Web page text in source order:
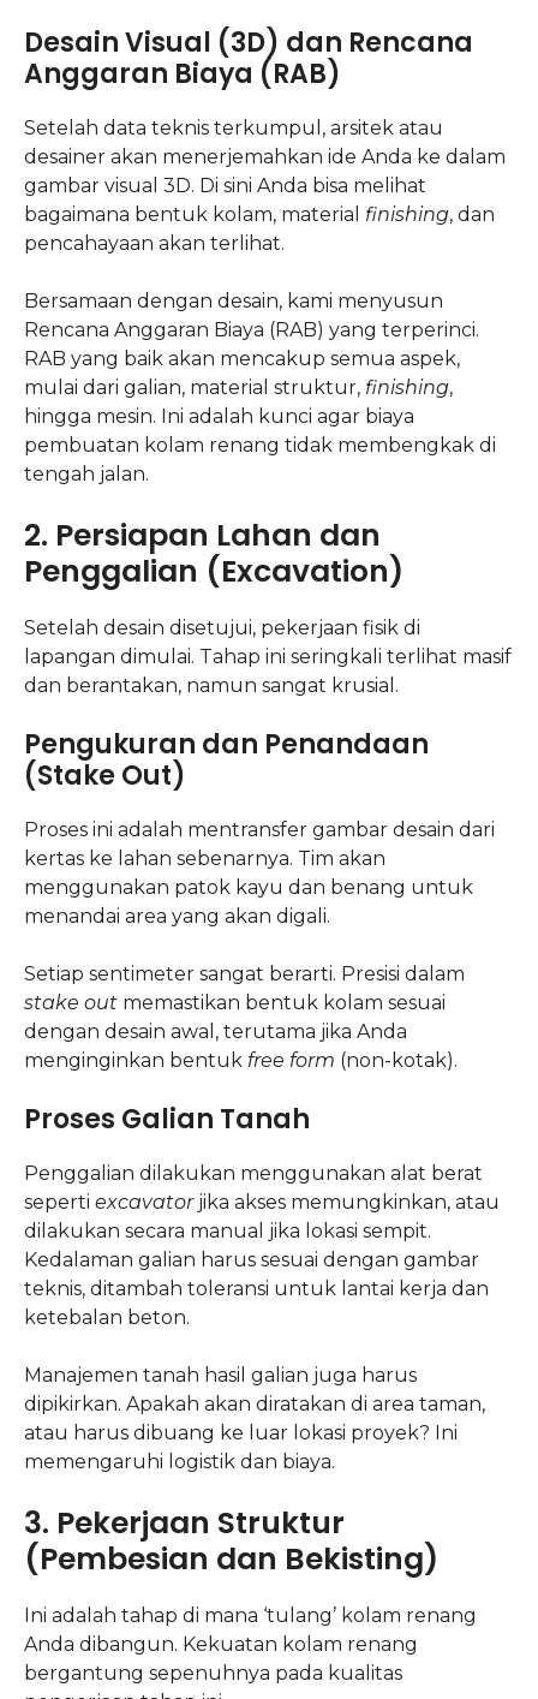
Desain Visual (3D) dan Rencana
Anggaran Biaya (RAB)
Setelah data teknis terkumpul, arsitek atau
desainer akan menerjemahkan ide Anda ke dalam
gambar visual 3D. Di sini Anda bisa melihat
bagaimana bentuk kolam, material finishing, dan
pencahayaan akan terlihat.
Bersamaan dengan desain, kami menyusun
Rencana Anggaran Biaya (RAB) yang terperinci.
RAB yang baik akan mencakup semua aspek,
mulai dari galian, material struktur, finishing,
hingga mesin. Ini adalah kunci agar biaya
pembuatan kolam renang tidak membengkak di
tengah jalan.
2. Persiapan Lahan dan
Penggalian (Excavation)
Setelah desain disetujui, pekerjaan fisik di
lapangan dimulai. Tahap ini seringkali terlihat masif
dan berantakan, namun sangat krusial.
Pengukuran dan Penandaan
(Stake Out)
Proses ini adalah mentransfer gambar desain dari
kertas ke lahan sebenarnya. Tim akan
menggunakan patok kayu dan benang untuk
menandai area yang akan digali.
Setiap sentimeter sangat berarti. Presisi dalam
stake out memastikan bentuk kolam sesuai
dengan desain awal, terutama jika Anda
menginginkan bentuk free form (non-kotak).
Proses Galian Tanah
Penggalian dilakukan menggunakan alat berat
seperti excavatorjika akses memungkinkan, atau
dilakukan secara manual jika lokasi sempit.
Kedalaman galian harus sesuai dengan gambar
teknis, ditambah toleransi untuk lantai kerja dan
ketebalan beton.
Manajemen tanah hasil galian juga harus
dipikirkan. Apakah akan diratakan di area taman,
atau harus dibuang ke luar lokasi proyek? Ini
memengaruhi logistik dan biaya.
3. Pekerjaan Struktur
(Pembesian dan Bekisting)
Ini adalah tahap di mana ‘tulang’ kolam renang
Anda dibangun. Kekuatan kolam renang
bergantung sepenuhnya pada kualitas